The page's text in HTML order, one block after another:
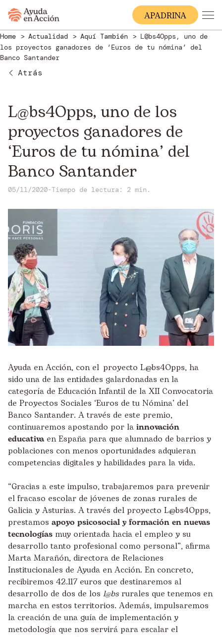
APADRINA
Home Actualidad Aquí También
L@bs4Opps, uno de
los proyectos ganadores de ‘Euros de tu nómina’ del
Banco Santander
Atrás
L@bs4Opps, uno de los
proyectos ganadores de
‘Euros de tu nómina’ del
Banco Santander
05/11/2020-Tiempo de lectura: 2 min.
Ayuda en Acción, con el proyecto L@bs4Opps, ha
sido una de las entidades galardonadas en la
categoría de Educación Infantil de la XII Convocatoria
de Proyectos Sociales ‘Euros de tu Nómina’ del
Banco Santander. A través de este premio,
continuaremos apostando por la innovación
educativaen España para que alumnado de barrios y
poblaciones con menos oportunidades adquieran
competencias digitales y habilidades para la vida.
“Gracias a este impulso, trabajaremos para prevenir
el fracaso escolar de jóvenes de zonas rurales de
Galicia y Asturias. A través del proyecto L@bs4Opps,
prestamos apoyo psicosocial y formación en nuevas
tecnologías muy orientada hacia el empleo y su
desarrollo tanto profesional como personal”, afirma
Marta Marañón, directora de Relaciones
Institucionales de Ayuda en Acción. En concreto,
recibiremos 42.117 euros que destinaremos al
desarrollo de dos de los l@bs rurales que tenemos en
marcha en estos territorios. Además, impulsaremos
la creación de una guía de implementación y
metodología que nos servirá para escalar el